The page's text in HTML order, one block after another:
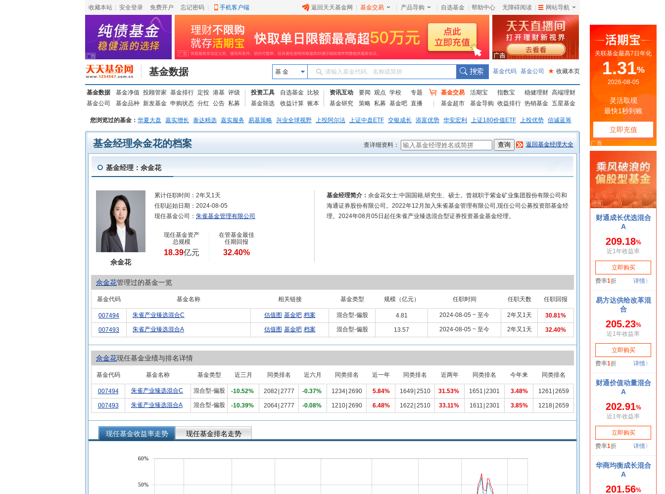
收藏本站 安全登录 免费开户 忘记密码 手机客户端 返回天天基金网 基金交易 产品导购 自选基金 帮助中心 无障碍阅读 网站导航
基金数据 基 金 请输入基金代码、名称或简拼 基金代码 基金公司 ★ 收藏本页
基金数据 基金净值 投顾管家 基金排行 定投 港基 评级
基金公司
基金品种 新发基金 申购状态 分红 公告 私募
投资工具 自选基金
比较
基金筛选
收益计算 账本
资讯互动 要闻 观点 学校
专题
基金研究
策略 私募 基金吧 直播
基金交易 活期宝 指数宝 稳健理财 高端理财
基金超市
基金导购 收益排行 热销基金 五星基金
您浏览过的基金： 华夏大盘 嘉实增长 泰达精选 嘉实服务 易基策略 兴业全球视野 上投阿尔法 上证中盘ETF 交银成长 添富优势 华安宏利 上证180价值ETF 上投优势 信诚蓝筹
基金经理佘金花的档案 查详细资料： 返回基金经理大全
基金经理：佘金花
基金经理简介： 佘金花女士:中国国籍,研究生、硕士。曾就职于紫金矿业集团股份有限公司和
海通证券股份有限公司。2022年12月加入朱雀基金管理有限公司,现任公司公募投资部基金经
理。2024年08月05日起任朱雀产业臻选混合型证券投资基金基金经理。
佘金花
累计任职时间： 2年又1天
任职起始日期： 2024-08-05
现任基金公司： 朱雀基金管理有限公司
现任基金资产
总规模
18.39亿元
在管基金最佳
任期回报
32.40%
佘金花管理过的基金一览
基金代码 基金名称 相关链接 基金类型 规模（亿元） 任职时间 任职天数 任职回报
007494 朱雀产业臻选混合C 估值图 基金吧 档案 混合型-偏股 4.81 2024-08-05 ~ 至今 2年又1天 30.81%
007493 朱雀产业臻选混合A 估值图 基金吧 档案 混合型-偏股 13.57 2024-08-05 ~ 至今 2年又1天 32.40%
佘金花现任基金业绩与排名详情
基金代码 基金名称 基金类型 近三月 同类排名 近六月 同类排名 近一年 同类排名 近两年 同类排名 今年来 同类排名
007494 朱雀产业臻选混合C 混合型-偏股 -10.52% 2082 2777 -0.37% 1234 2690 5.84% 1649 2510 31.53% 1651 2301 3.48% 1261 2659
007493 朱雀产业臻选混合A 混合型-偏股 -10.39% 2064 2777 -0.08% 1210 2690 6.48% 1622 2510 33.11% 1611 2301 3.85% 1218 2659
现任基金收益率走势 现任基金排名走势
50%
60%